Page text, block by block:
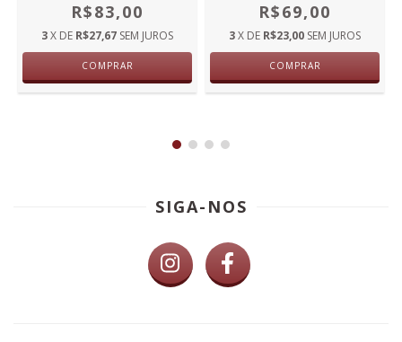
R$83,00
3X DE R$27,67 SEM JUROS
COMPRAR
R$69,00
3X DE R$23,00 SEM JUROS
COMPRAR
SIGA-NOS